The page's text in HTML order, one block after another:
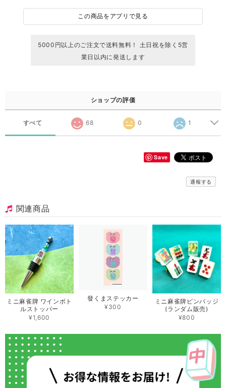
この商品をアプリで見る
5000円以上のご注文で送料無料！ 土日祝を除く5営
業日以内に発送します
ショップの評価
すべて 68 0 1
Save
通報する
関連商品
ミニ麻雀牌 ワインボト
ルストッパー
¥1,600
發くまステッカー
¥300
ミニ麻雀牌ピンバッジ
(ランダム販売)
¥800